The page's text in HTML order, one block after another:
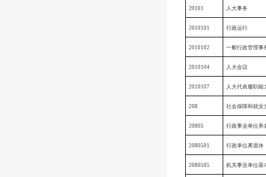
20101 人大事务
2010101 行政运行
2010102 一般行政管理事
2010104 人大会议
2010107 人大代表履职能
208 社会保障和就业
20805 行政事业单位养
2080501 行政单位离退休
2080505 机关事业单位基